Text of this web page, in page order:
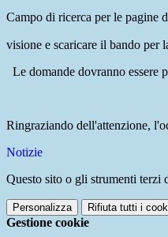
Campo di ricerca per le pagine
visione e scaricare il bando per
Le domande dovranno essere
Ringraziando dell'attenzione,
Notizie
Questo sito o gli strumenti terzi
Personalizza Rifiuta tutti i
Gestione cookie